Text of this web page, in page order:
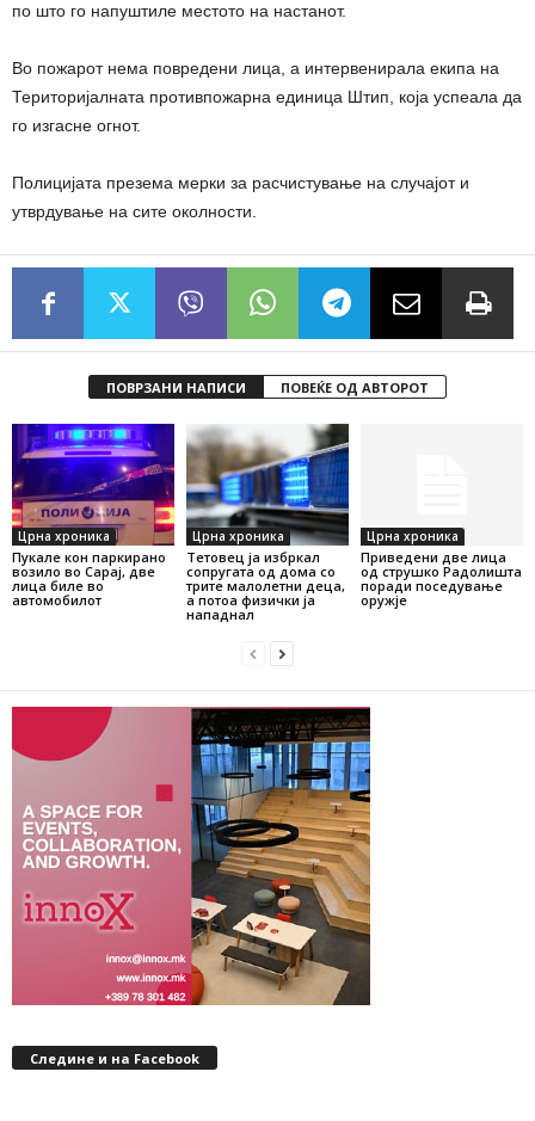
по што го напуштиле местото на настанот.
Во пожарот нема повредени лица, а интервенирала екипа на
Територијалната противпожарна единица Штип, која успеала да
го изгасне огнот.
Полицијата презема мерки за расчистување на случајот и
утврдување на сите околности.
ПОВРЗАНИ НАПИСИ ПОВЕЌЕ ОД АВТОРОТ
Црна хроника
Пукале кон паркирано
возило во Сарај, две
лица биле во
автомобилот
Црна хроника
Тетовец ја избркал
сопругата од дома со
трите малолетни деца,
а потоа физички ја
нападнал
Црна хроника
Приведени две лица
од струшко Радолишта
поради поседување
оружје
Следине и на Facebook